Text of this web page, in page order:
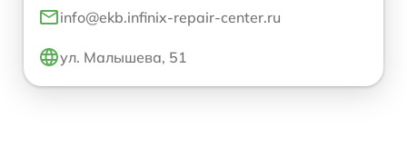
info@ekb.infinix-repair-center.ru
ул. Малышева, 51